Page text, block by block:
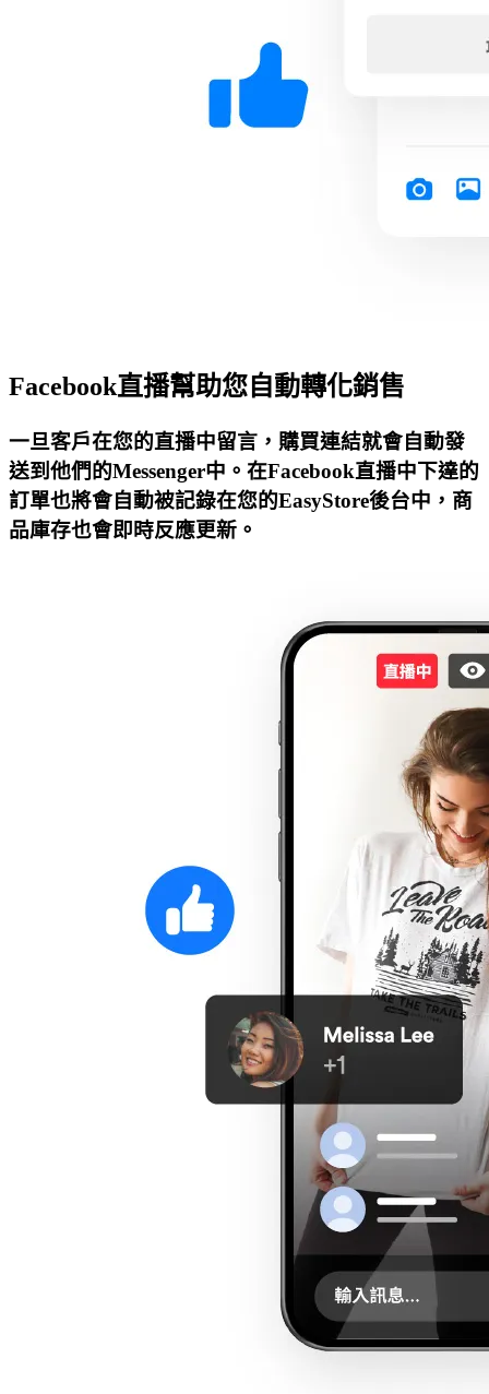
Facebook直播幫助您自動轉化銷售
一旦客戶在您的直播中留言，購買連結就會自動發
送到他們的Messenger中。在Facebook直播中下達的
訂單也將會自動被記錄在您的EasyStore後台中，商
品庫存也會即時反應更新。